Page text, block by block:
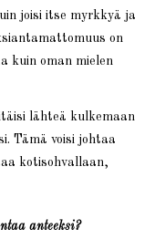
joisi itse myrkkyä ja
on
kuin oman mielen
lähteä kulkemaan
Tämä voisi johtaa
kotisohvallaan,
anteeksi?